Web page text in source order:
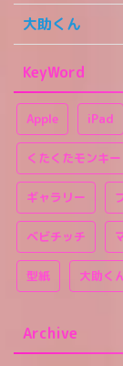
大助くん
KeyWord
Apple iPad
くたくたモンキー
ギャラリー
ベビチッチ
型紙 大助く
Archive